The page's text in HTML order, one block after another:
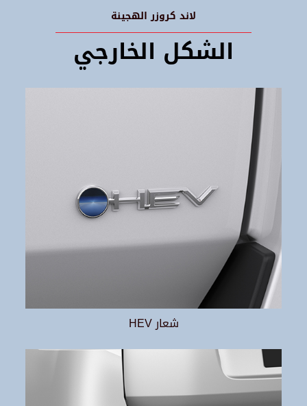
لاند كروزر الهجينة
الشكل الخارجي
شعار HEV